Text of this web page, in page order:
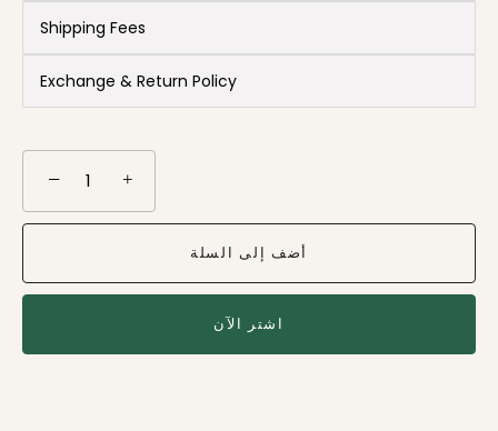
Shipping Fees
Exchange & Return Policy
− +
أضف إلى السلة
اشتر الآن